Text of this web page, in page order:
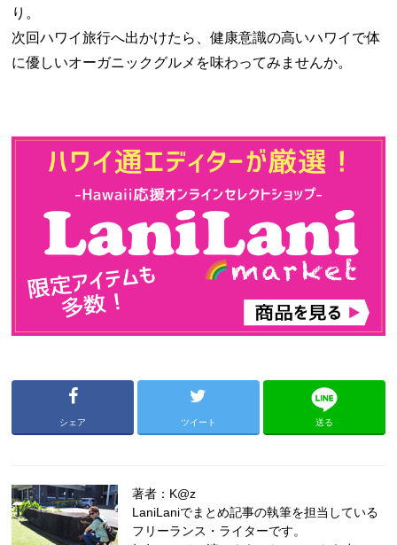
り。
次回ハワイ旅行へ出かけたら、健康意識の高いハワイで体
に優しいオーガニックグルメを味わってみませんか。
シェア ツイート 送る
著者：K@z
LaniLaniでまとめ記事の執筆を担当している
フリーランス・ライターです。